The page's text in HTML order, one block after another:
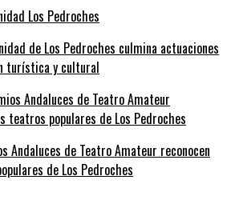
de Los Pedroches culmina actuaciones
turística y cultural
Andaluces de Teatro Amateur reconocen
de Los Pedroches